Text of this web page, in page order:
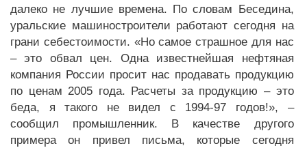
далеко не лучшие времена. По словам Беседина,
уральские машиностроители работают сегодня на
грани себестоимости. «Но самое страшное для нас
– это обвал цен. Одна известнейшая нефтяная
компания России просит нас продавать продукцию
по ценам 2005 года. Расчеты за продукцию – это
беда, я такого не видел с 1994-97 годов!», –
сообщил промышленник. В качестве другого
примера он привел письма, которые сегодня